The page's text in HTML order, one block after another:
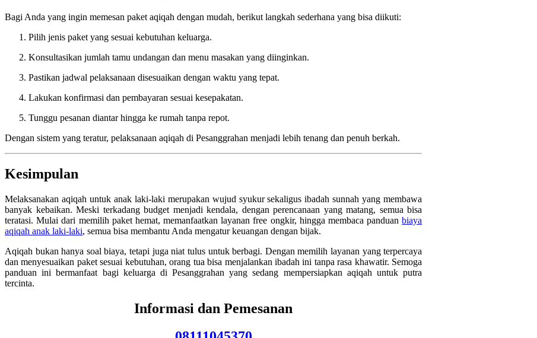
Bagi Anda yang ingin memesan paket aqiqah dengan mudah, berikut langkah sederhana yang bisa diikuti:
Pilih jenis paket yang sesuai kebutuhan keluarga.
Konsultasikan jumlah tamu undangan dan menu masakan yang diinginkan.
Pastikan jadwal pelaksanaan disesuaikan dengan waktu yang tepat.
Lakukan konfirmasi dan pembayaran sesuai kesepakatan.
Tunggu pesanan diantar hingga ke rumah tanpa repot.
Dengan sistem yang teratur, pelaksanaan aqiqah di Pesanggrahan menjadi lebih tenang dan penuh berkah.
Kesimpulan
Melaksanakan aqiqah untuk anak laki-laki merupakan wujud syukur sekaligus ibadah sunnah yang membawa
banyak kebaikan. Meski terkadang budget menjadi kendala, dengan perencanaan yang matang, semua bisa
teratasi. Mulai dari memilih paket hemat, memanfaatkan layanan free ongkir, hingga membaca panduanbiaya
aqiqah anak laki-laki, semua bisa membantu Anda mengatur keuangan dengan bijak.
Aqiqah bukan hanya soal biaya, tetapi juga niat tulus untuk berbagi. Dengan memilih layanan yang terpercaya
dan menyesuaikan paket sesuai kebutuhan, orang tua bisa menjalankan ibadah ini tanpa rasa khawatir. Semoga
panduan ini bermanfaat bagi keluarga di Pesanggrahan yang sedang mempersiapkan aqiqah untuk putra
tercinta.
Informasi dan Pemesanan